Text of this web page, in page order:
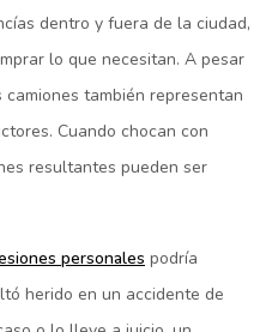
dentro y fuera de la ciudad,
lo que necesitan. A pesar
también representan
Cuando chocan con
resultantes pueden ser
personales podría
herido en un accidente de